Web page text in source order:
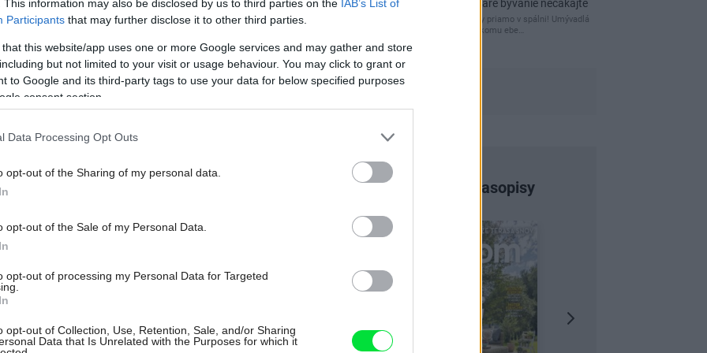
This information may also be disclosed by us to third parties on the IAB’s List of
Participants that may further disclose it to other third parties.
that this website/app uses one or more Google services and may gather and store
but not limited to your visit or usage behaviour. You may click to grant or
to Google and its third-party tags to use your data for below specified purposes
consent section.
Data Processing Opt Outs
opt-out of the Sharing of my personal data.
opt-out of the Sale of my Personal Data.
opt-out of processing my Personal Data for Targeted
opt-out of Collection, Use, Retention, Sale, and/or Sharing
Data that Is Unrelated with the Purposes for which it
vo využití slnečného svetla na
izieb v zime a počas prechodných
Dom je orientovaný na južnú stranu,
na severe, spálňa na východnej strane
terasu na rannú kávu.
kamenné múry, no staré bývanie nečakajte
čakám kedy budú wc misy priamo v spálni! Umývadlá
už sú štandardom! Tu niekomu ebe…
Najnovšie časopisy